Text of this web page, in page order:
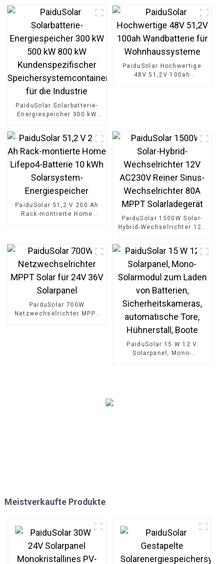
PaiduSolar Solarbatterie-
Energiespeicher 300 kW
Speichersystemcontainer
für die Industrie
PaiduSolar Hochwertige
48V 51,2V 100ah
PaiduSolar 51,2 V 200 Ah
Rack-montierte Home
PaiduSolar 1500W Solar-
Hybrid-Wechselrichter 12V
Wechselrichter 80A MPPT
Solarladegerät
PaiduSolar 700W
Netzwechselrichter MPPT
PaiduSolar 15 W 12 V
Solarpanel, Mono-
Meistverkaufte Produkte